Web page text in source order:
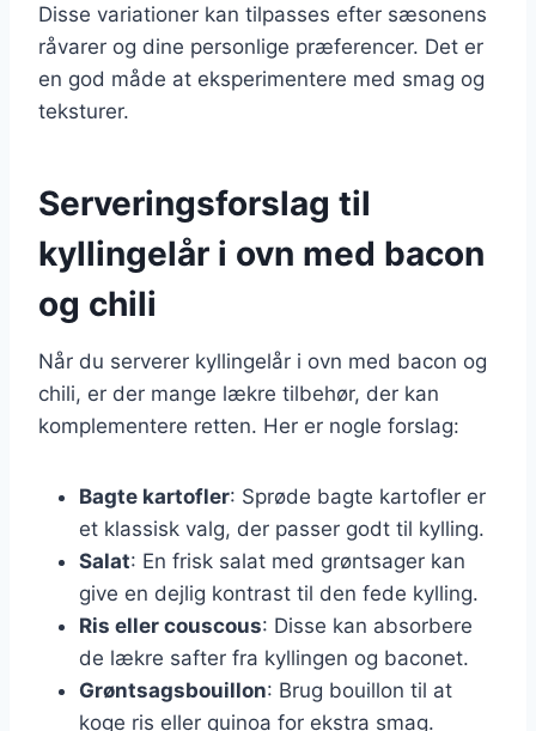
Disse variationer kan tilpasses efter sæsonens
råvarer og dine personlige præferencer. Det er
en god måde at eksperimentere med smag og
teksturer.
Serveringsforslag til
kyllingelår i ovn med bacon
og chili
Når du serverer kyllingelår i ovn med bacon og
chili, er der mange lækre tilbehør, der kan
komplementere retten. Her er nogle forslag:
Bagte kartofler: Sprøde bagte kartofler er
et klassisk valg, der passer godt til kylling.
Salat: En frisk salat med grøntsager kan
give en dejlig kontrast til den fede kylling.
Ris eller couscous: Disse kan absorbere
de lækre safter fra kyllingen og baconet.
Grøntsagsbouillon: Brug bouillon til at
koge ris eller quinoa for ekstra smag.